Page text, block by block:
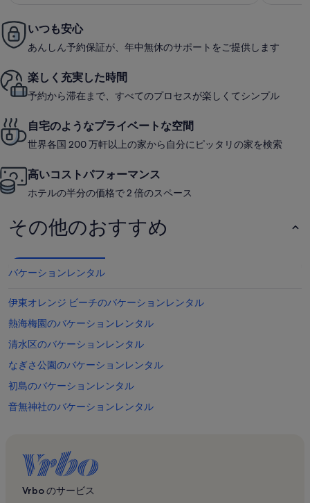
いつも安心
あんしん予約保証が、年中無休のサポートをご提供します
楽しく充実した時間
予約から滞在まで、すべてのプロセスが楽しくてシンプル
自宅のようなプライベートな空間
世界各国 200 万軒以上の家から自分にピッタリの家を検索
高いコストパフォーマンス
ホテルの半分の価格で 2 倍のスペース
その他のおすすめ
バケーションレンタル
伊東オレンジ ビーチのバケーションレンタル
熱海梅園のバケーションレンタル
清水区のバケーションレンタル
なぎさ公園のバケーションレンタル
初島のバケーションレンタル
音無神社のバケーションレンタル
湯前神社のバケーションレンタル
月光天文台のバケーションレンタル
戸田幸四郎絵本美術館のバケーションレンタル
Vrbo のサービス